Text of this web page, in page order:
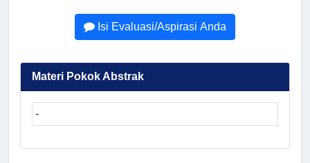
Isi Evaluasi/Aspirasi Anda
Materi Pokok Abstrak
-